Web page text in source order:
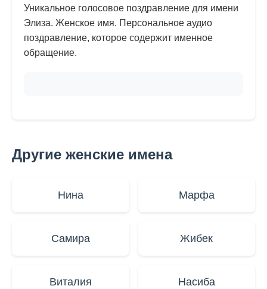
Уникальное голосовое поздравление для имени
Элиза. Женское имя. Персональное аудио
поздравление, которое содержит именное
обращение.
Другие женские имена
Нина Марфа
Самира Жибек
Виталия Насиба